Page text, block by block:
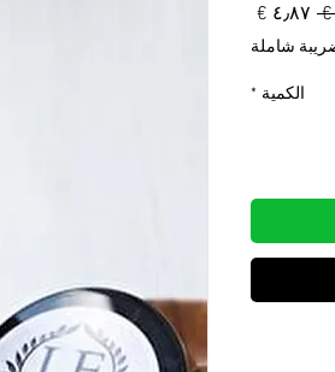
سعر
عادي
سعر
البيعشاملة
الكمية *